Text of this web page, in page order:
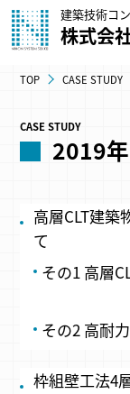
建築技術コ
株式会
TOP CASE STUDY
CASE STUDY
2019
高層CLT建築
て
その1 高層
その2 高耐
枠組壁工法4